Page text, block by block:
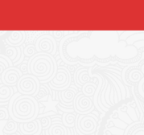
師資 學術